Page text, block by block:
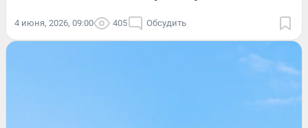
4 июня, 2026, 09:00 405 Обсудить